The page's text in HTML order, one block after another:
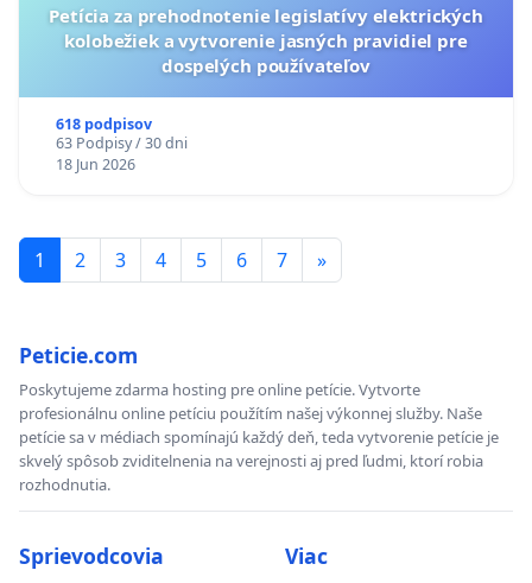
Petícia za prehodnotenie legislatívy elektrických
kolobežiek a vytvorenie jasných pravidiel pre
dospelých používateľov
618 podpisov
63 Podpisy / 30 dni
18 Jun 2026
1 2 3 4 5 6 7 »
Peticie.com
Poskytujeme zdarma hosting pre online petície. Vytvorte
profesionálnu online petíciu použítím našej výkonnej služby. Naše
petície sa v médiach spomínajú každý deň, teda vytvorenie petície je
skvelý spôsob zviditelnenia na verejnosti aj pred ľudmi, ktorí robia
rozhodnutia.
Sprievodcovia Viac